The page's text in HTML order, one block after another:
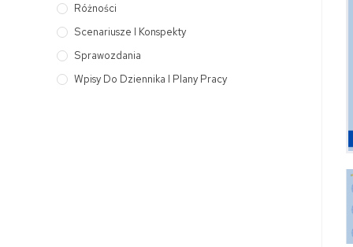
Różności
Scenariusze I Konspekty
Sprawozdania
Wpisy Do Dziennika I Plany Pracy